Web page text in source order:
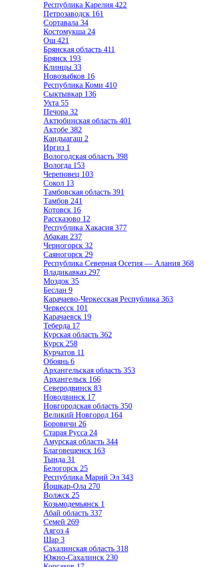
Республика Карелия 422
Петрозаводск 161
Сортавала 34
Костомукша 24
Ош 421
Брянская область 411
Брянск 193
Клинцы 33
Новозыбков 16
Республика Коми 410
Сыктывкар 136
Ухта 55
Печора 32
Актюбинская область 401
Актобе 382
Кандыагаш 2
Иргиз 1
Вологодская область 398
Вологда 153
Череповец 103
Сокол 13
Тамбовская область 391
Тамбов 241
Котовск 16
Рассказово 12
Республика Хакасия 377
Абакан 237
Черногорск 32
Саяногорск 29
Республика Северная Осетия — Алания 368
Владикавказ 297
Моздок 35
Беслан 9
Карачаево-Черкесская Республика 363
Черкесск 101
Карачаевск 19
Теберда 17
Курская область 362
Курск 258
Курчатов 11
Обоянь 6
Архангельская область 353
Архангельск 166
Северодвинск 83
Новодвинск 17
Новгородская область 350
Великий Новгород 164
Боровичи 26
Старая Русса 24
Амурская область 344
Благовещенск 163
Тында 31
Белогорск 25
Республика Марий Эл 343
Йошкар-Ола 270
Волжск 25
Козьмодемьянск 1
Абай область 337
Семей 269
Аягоз 4
Шар 3
Сахалинская область 318
Южно-Сахалинск 230